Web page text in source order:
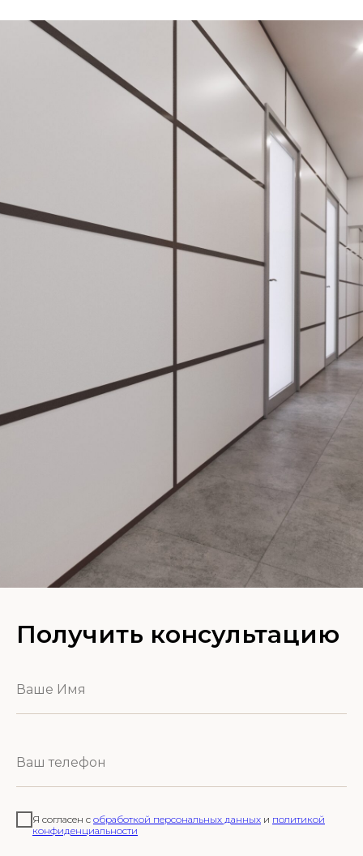
Получить консультацию
Я согласен с обработкой персональных данных и политикой
конфиденциальности